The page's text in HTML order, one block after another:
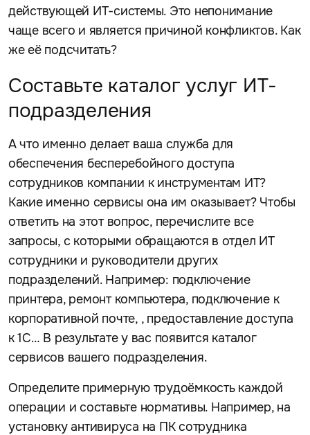
действующей ИТ-системы. Это непонимание
чаще всего и является причиной конфликтов. Как
же её подсчитать?
Составьте каталог услуг ИТ-
подразделения
А что именно делает ваша служба для
обеспечения бесперебойного доступа
сотрудников компании к инструментам ИТ?
Какие именно сервисы она им оказывает? Чтобы
ответить на этот вопрос, перечислите все
запросы, с которыми обращаются в отдел ИТ
сотрудники и руководители других
подразделений. Например: подключение
принтера, ремонт компьютера, подключение к
корпоративной почте, , предоставление доступа
к 1С… В результате у вас появится каталог
сервисов вашего подразделения.
Определите примерную трудоёмкость каждой
операции и составьте нормативы. Например, на
установку антивируса на ПК сотрудника